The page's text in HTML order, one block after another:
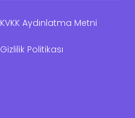
KVKK Aydınlatma Metni
Gizlilik Politikası